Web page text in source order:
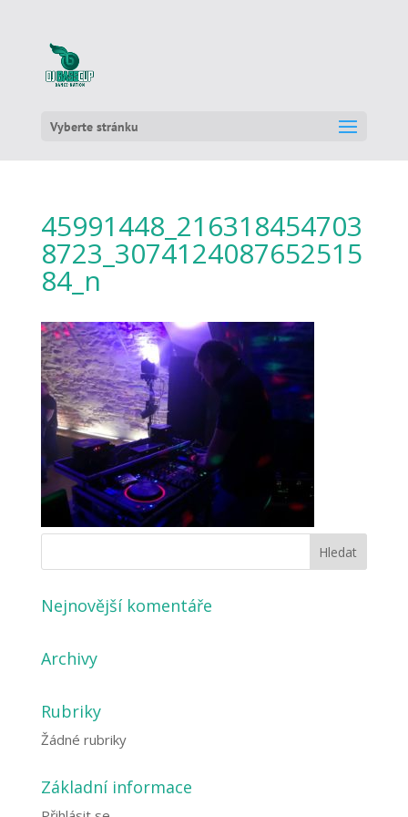
Vyberte stránku
45991448_216318454703
8723_3074124087652515
84_n
Nejnovější komentáře
Archivy
Rubriky
Žádné rubriky
Základní informace